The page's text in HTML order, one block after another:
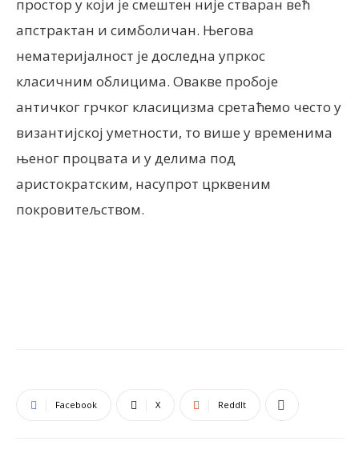
простор у који је смештен није стваран већ
апстрактан и симболичан. Његова
нематеријалност је доследна упркос
класичним облицима. Овакве пробоје
античког грчког класицизма сретаћемо често у
византијској уметности, то више у временима
њеног процвата и у делима под
аристократским, насупрот црквеним
покровитељством.
Facebook X ReddIt